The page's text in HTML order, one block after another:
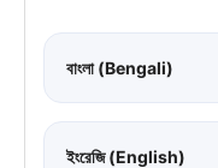
বাংলা (Bengali)
ইংরেজি (English)